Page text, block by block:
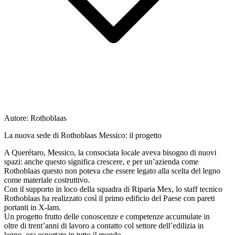
Autore: Rothoblaas
La nuova sede di Rothoblaas Messico: il progetto
A Querétaro, Messico, la consociata locale aveva bisogno di nuovi
spazi: anche questo significa crescere, e per un’azienda come
Rothoblaas questo non poteva che essere legato alla scelta del legno
come materiale costruttivo.
Con il supporto in loco della squadra di Riparia Mex, lo staff tecnico
Rothoblaas ha realizzato così il primo edificio del Paese con pareti
portanti in X-lam.
Un progetto frutto delle conoscenze e competenze accumulate in
oltre di trent’anni di lavoro a contatto col settore dell’edilizia in